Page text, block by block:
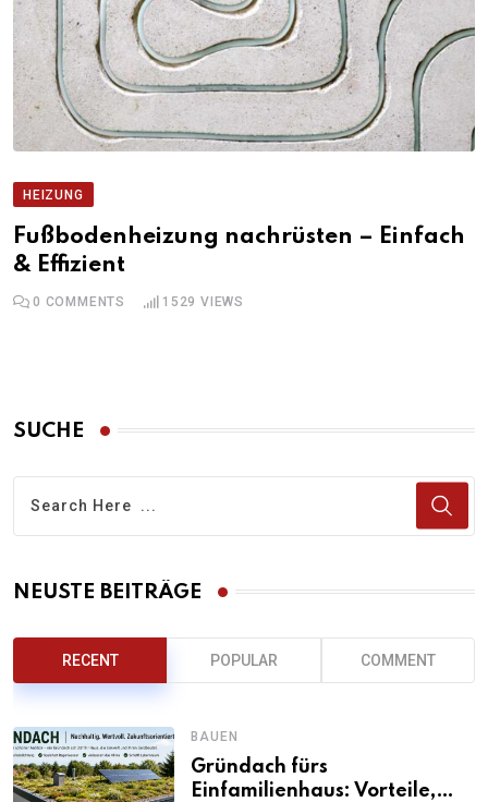
HEIZUNG
Fußbodenheizung nachrüsten – Einfach
& Effizient
0 COMMENTS 1529 VIEWS
SUCHE
NEUSTE BEITRÄGE
RECENT POPULAR COMMENT
BAUEN
Gründach fürs
Einfamilienhaus: Vorteile,